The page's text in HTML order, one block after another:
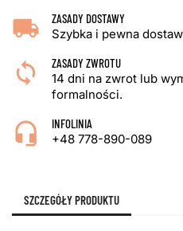
ZASADY DOSTAWY
Szybka i pewna
ZASADY ZWROTU
14 dni na zwrot lub
formalności.
INFOLINIA
+48 778-890-089
SZCZEGÓŁY PRODUKTU